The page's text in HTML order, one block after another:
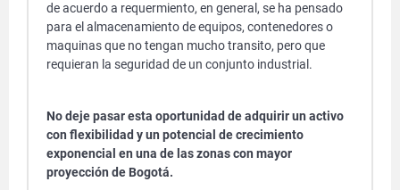
de acuerdo a requermiento, en general, se ha pensado
para el almacenamiento de equipos, contenedores o
maquinas que no tengan mucho transito, pero que
requieran la seguridad de un conjunto industrial.
No deje pasar esta oportunidad de adquirir un activo
con flexibilidad y un potencial de crecimiento
exponencial en una de las zonas con mayor
proyección de Bogotá.